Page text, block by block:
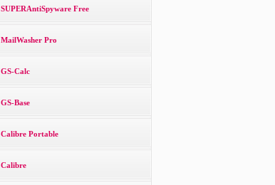
SUPERAntiSpyware Free
MailWasher Pro
GS-Calc
GS-Base
Calibre Portable
Calibre